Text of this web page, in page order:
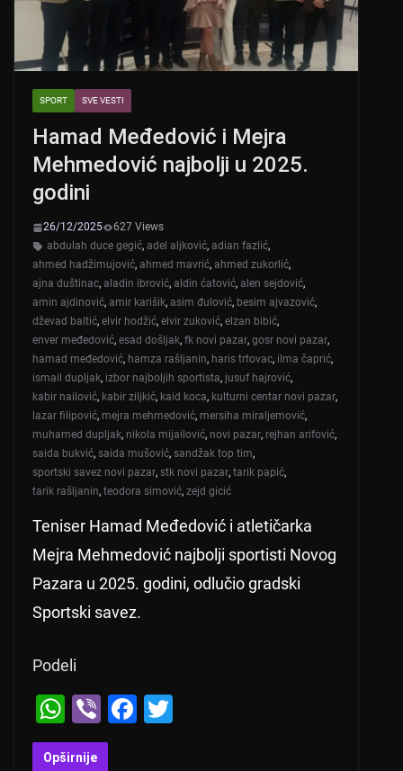
SPORT SVE VESTI
Hamad Međedović i Mejra
Mehmedović najbolji u 2025.
godini
26/12/2025
627 Views
abdulah duce gegić, adel aljković, adian fazlić,
ahmed hadžimujović, ahmed mavrić, ahmed zukorlić,
ajna duštinac, aladin ibrović, aldin ćatović, alen sejdović,
amin ajdinović, amir karišik, asim đulović, besim ajvazović,
dževad baltić, elvir hodžić, elvir zuković, elzan bibić,
enver međedović, esad došljak, fk novi pazar, gosr novi pazar,
hamad međedović, hamza rašljanin, haris trtovac, ilma čaprić,
ismail dupljak, izbor najboljih sportista, jusuf hajrović,
kabir nailović, kabir ziljkić, kaid koca, kulturni centar novi pazar,
lazar filipović, mejra mehmedović, mersiha miraljemović,
muhamed dupljak, nikola mijailović, novi pazar, rejhan arifović,
saida bukvić, saida mušović, sandžak top tim,
sportski savez novi pazar, stk novi pazar, tarik papić,
tarik rašljanin, teodora simović, zejd gicić
Teniser Hamad Međedović i atletičarka
Mejra Mehmedović najbolji sportisti Novog
Pazara u 2025. godini, odlučio gradski
Sportski savez.
Podeli
W
h
Vi
b
F
Opširnije